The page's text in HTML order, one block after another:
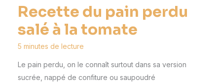
Recette du pain perdu
salé à la tomate
5 minutes de lecture
Le pain perdu, on le connaît surtout dans sa version
sucrée, nappé de confiture ou saupoudré